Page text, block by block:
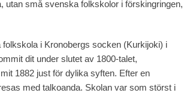
utan små svenska folkskolor i förskingringen,
i Kronobergs socken (Kurkijoki) i
dit under slutet av 1800-talet,
1882 just för dylika syften. Efter en
med talkoanda. Skolan var som störst i